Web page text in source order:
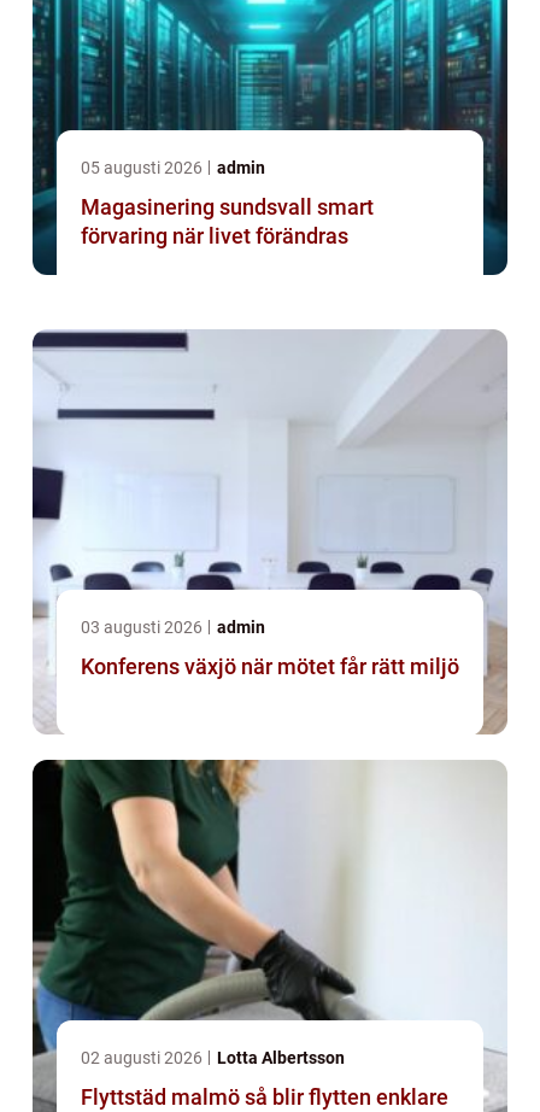
05 augusti 2026 admin
Magasinering sundsvall smart
förvaring när livet förändras
03 augusti 2026 admin
Konferens växjö när mötet får rätt miljö
02 augusti 2026 Lotta Albertsson
Flyttstäd malmö så blir flytten enklare